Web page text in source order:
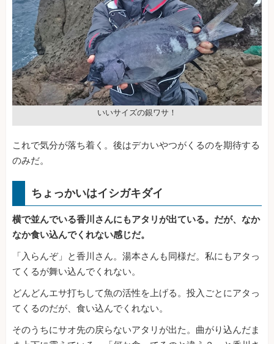
いいサイズの銀ワサ！
これで気分が落ち着く。後はデカいやつがくるのを期待する
のみだ。
ちょっかいはイシガキダイ
横で並んでいる香川さんにもアタリが出ている。だが、なか
なか食い込んでくれない感じだ。
「入らんぞ」と香川さん。湯本さんも同様だ。私にもアタっ
てくるが舞い込んでくれない。
どんどんエサ打ちして魚の活性を上げる。投入ごとにアタっ
てくるのだが、食い込んでくれない。
そのうちにサオ先の戻らないアタリが出た。曲がり込んだま